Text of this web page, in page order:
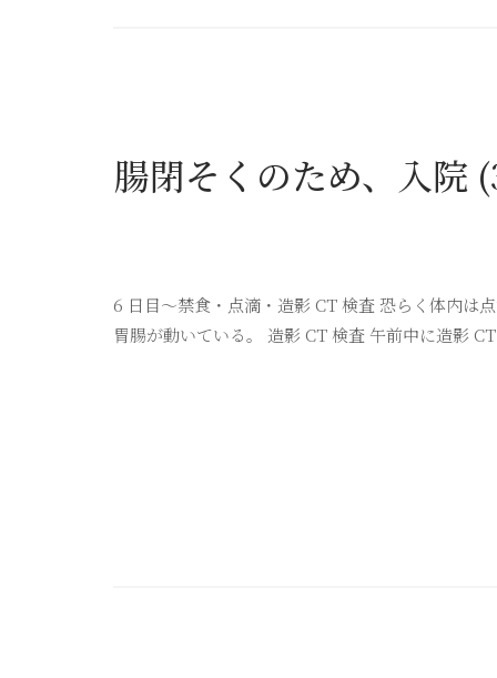
腸閉そくのため、入院
6 日目〜禁食・点滴・造影 CT 検査 恐らく体内は
胃腸が動いている。 造影 CT 検査 午前中に造影